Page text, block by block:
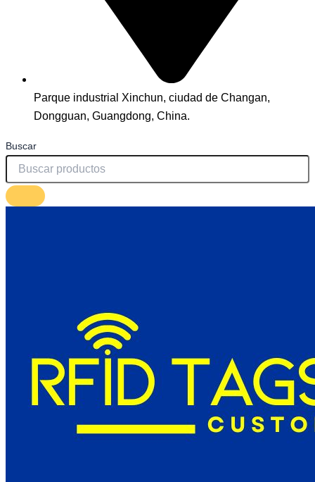
Parque industrial Xinchun, ciudad de Changan,
Dongguan, Guangdong, China.
Buscar